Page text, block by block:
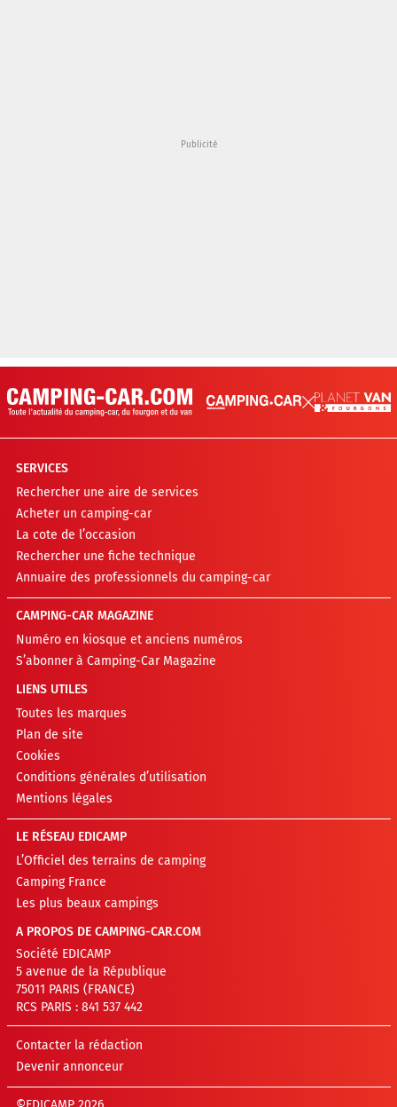
SERVICES
Rechercher une aire de services
Acheter un camping-car
La cote de l’occasion
Rechercher une fiche technique
Annuaire des professionnels du camping-car
CAMPING-CAR MAGAZINE
Numéro en kiosque et anciens numéros
S’abonner à Camping-Car Magazine
LIENS UTILES
Toutes les marques
Plan de site
Cookies
Conditions générales d’utilisation
Mentions légales
LE RÉSEAU EDICAMP
L’Officiel des terrains de camping
Camping France
Les plus beaux campings
A PROPOS DE CAMPING-CAR.COM
Société EDICAMP
5 avenue de la République
75011 PARIS (FRANCE)
RCS PARIS : 841 537 442
Contacter la rédaction
Devenir annonceur